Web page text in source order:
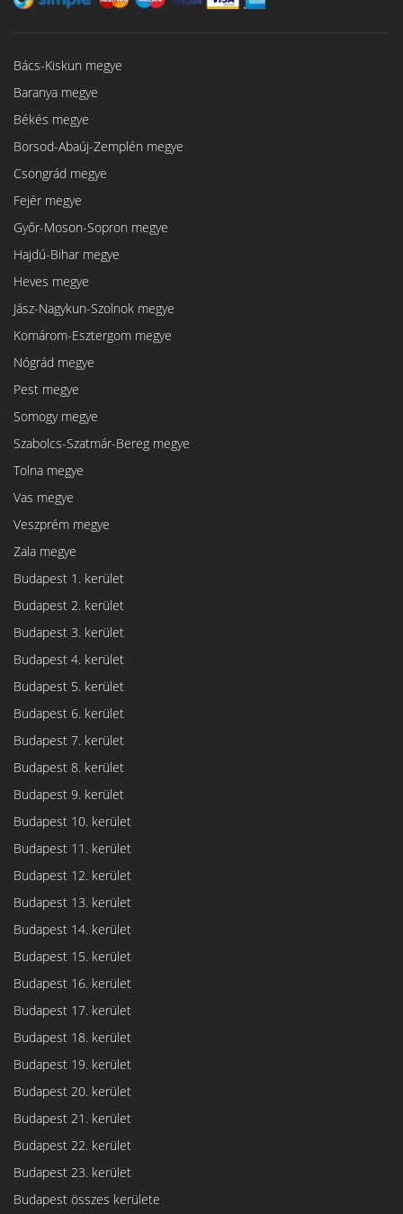
Bács-Kiskun megye
Baranya megye
Békés megye
Borsod-Abaúj-Zemplén megye
Csongrád megye
Fejér megye
Győr-Moson-Sopron megye
Hajdú-Bihar megye
Heves megye
Jász-Nagykun-Szolnok megye
Komárom-Esztergom megye
Nógrád megye
Pest megye
Somogy megye
Szabolcs-Szatmár-Bereg megye
Tolna megye
Vas megye
Veszprém megye
Zala megye
Budapest 1. kerület
Budapest 2. kerület
Budapest 3. kerület
Budapest 4. kerület
Budapest 5. kerület
Budapest 6. kerület
Budapest 7. kerület
Budapest 8. kerület
Budapest 9. kerület
Budapest 10. kerület
Budapest 11. kerület
Budapest 12. kerület
Budapest 13. kerület
Budapest 14. kerület
Budapest 15. kerület
Budapest 16. kerület
Budapest 17. kerület
Budapest 18. kerület
Budapest 19. kerület
Budapest 20. kerület
Budapest 21. kerület
Budapest 22. kerület
Budapest 23. kerület
Budapest összes kerülete